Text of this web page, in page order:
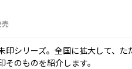
売
印シリーズ。全国に拡大して、
そのものを紹介します。